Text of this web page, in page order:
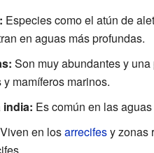
Especies como el atún de
en aguas más profundas.
Son muy abundantes y
y mamíferos marinos.
india: Es común en las
Viven en losarrecifesy zonas